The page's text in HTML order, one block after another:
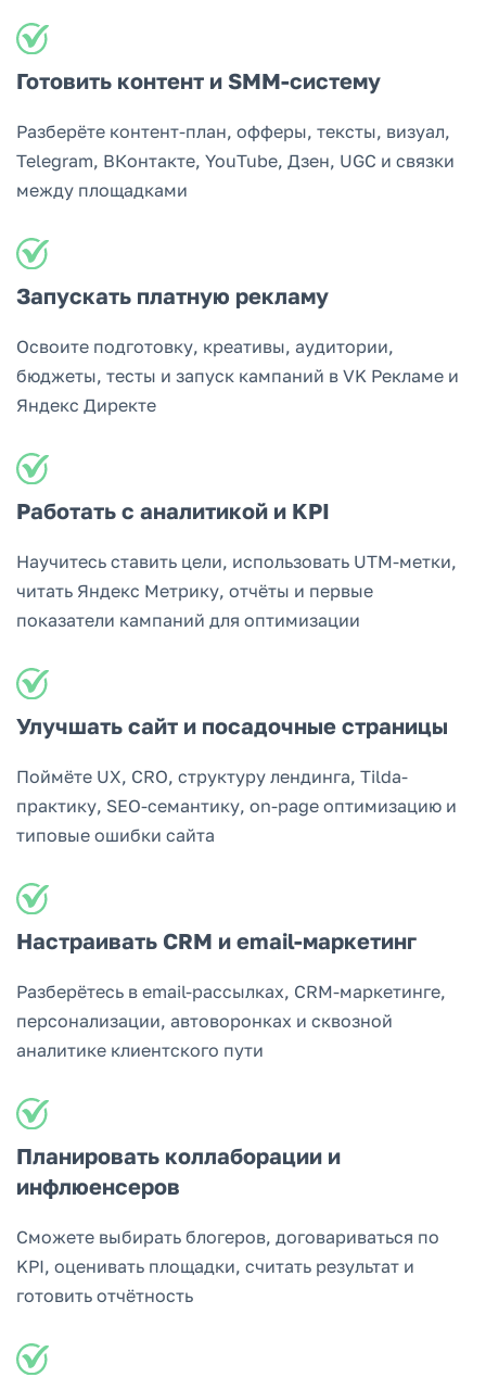
Готовить контент и SMM-систему
Разберёте контент-план, офферы, тексты, визуал,
Telegram, ВКонтакте, YouTube, Дзен, UGC и связки
между площадками
Запускать платную рекламу
Освоите подготовку, креативы, аудитории,
бюджеты, тесты и запуск кампаний в VK Рекламе и
Яндекс Директе
Работать с аналитикой и KPI
Научитесь ставить цели, использовать UTM-метки,
читать Яндекс Метрику, отчёты и первые
показатели кампаний для оптимизации
Улучшать сайт и посадочные страницы
Поймёте UX, CRO, структуру лендинга, Tilda-
практику, SEO-семантику, on-page оптимизацию и
типовые ошибки сайта
Настраивать CRM и email-маркетинг
Разберётесь в email-рассылках, CRM-маркетинге,
персонализации, автоворонках и сквозной
аналитике клиентского пути
Планировать коллаборации и
инфлюенсеров
Сможете выбирать блогеров, договариваться по
KPI, оценивать площадки, считать результат и
готовить отчётность